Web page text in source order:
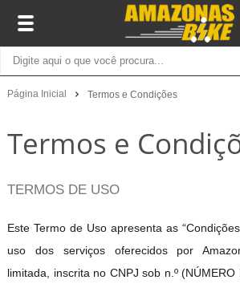
Página Inicial Termos e Condições
Termos e
TERMOS DE USO
Este Termo de Uso apresenta as
uso dos serviços oferecidos por
limitada, inscrita no CNPJ sob n.º